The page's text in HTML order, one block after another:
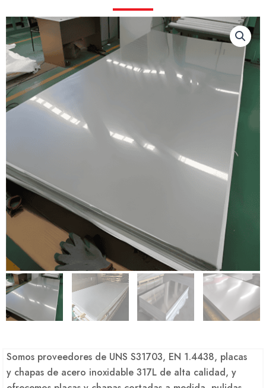
Somos proveedores de UNS S31703, EN 1.4438, placas
y chapas de acero inoxidable 317L de alta calidad, y